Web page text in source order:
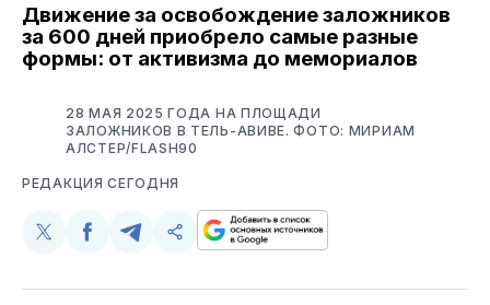
Движение за освобождение заложников
за 600 дней приобрело самые разные
формы: от активизма до мемориалов
28 МАЯ 2025 ГОДА НА ПЛОЩАДИ
ЗАЛОЖНИКОВ В ТЕЛЬ-АВИВЕ. ФОТО: МИРИАМ
АЛСТЕР/FLASH90
РЕДАКЦИЯ СЕГОДНЯ
Поделиться
Twitter
Поделиться
Facebook
Поделиться
Telegram
Скопируйте
поделитесь